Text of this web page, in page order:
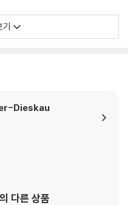
기
Dieskau
의 다른 상품